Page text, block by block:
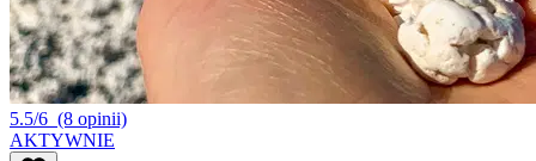
5.5/6 (8 opinii)
AKTYWNIE